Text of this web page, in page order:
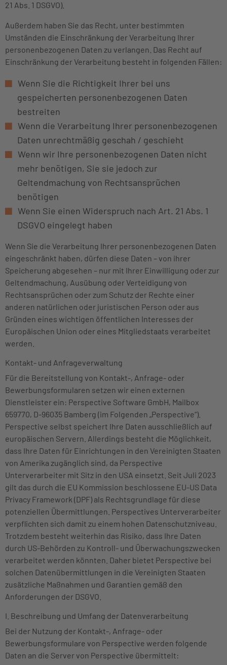
21 Abs. 1 DSGVO).
Außerdem haben Sie das Recht, unter bestimmten
Umständen die Einschränkung der Verarbeitung Ihrer
personenbezogenen Daten zu verlangen. Das Recht auf
Einschränkung der Verarbeitung besteht in folgenden Fällen:
Wenn Sie die Richtigkeit Ihrer bei uns
gespeicherten personenbezogenen Daten
bestreiten
Wenn die Verarbeitung Ihrer personenbezogenen
Daten unrechtmäßig geschah / geschieht
Wenn wir Ihre personenbezogenen Daten nicht
mehr benötigen, Sie sie jedoch zur
Geltendmachung von Rechtsansprüchen
benötigen
Wenn Sie einen Widerspruch nach Art. 21 Abs. 1
DSGVO eingelegt haben
Wenn Sie die Verarbeitung Ihrer personenbezogenen Daten
eingeschränkt haben, dürfen diese Daten – von ihrer
Speicherung abgesehen – nur mit Ihrer Einwilligung oder zur
Geltendmachung, Ausübung oder Verteidigung von
Rechtsansprüchen oder zum Schutz der Rechte einer
anderen natürlichen oder juristischen Person oder aus
Gründen eines wichtigen öffentlichen Interesses der
Europäischen Union oder eines Mitgliedstaats verarbeitet
werden.
Kontakt- und Anfrageverwaltung
Für die Bereitstellung von Kontakt-, Anfrage- oder
Bewerbungsformularen setzen wir einen externen
Dienstleister ein: Perspective Software GmbH, Mailbox
659770, D-96035 Bamberg (im Folgenden „Perspective“).
Perspective selbst speichert Ihre Daten ausschließlich auf
europäischen Servern. Allerdings besteht die Möglichkeit,
dass Ihre Daten für Einrichtungen in den Vereinigten Staaten
von Amerika zugänglich sind, da Perspective
Unterverarbeiter mit Sitz in den USA einsetzt. Seit Juli 2023
gilt das durch die EU Kommission beschlossene EU-US Data
Privacy Framework (DPF) als Rechtsgrundlage für diese
potenziellen Übermittlungen. Perspectives Unterverarbeiter
verpflichten sich damit zu einem hohen Datenschutzniveau.
Trotzdem besteht weiterhin das Risiko, dass Ihre Daten
durch US-Behörden zu Kontroll- und Überwachungszwecken
verarbeitet werden könnten. Daher bietet Perspective bei
solchen Datenübermittlungen in die Vereinigten Staaten
zusätzliche Maßnahmen und Garantien gemäß den
Anforderungen der DSGVO.
I. Beschreibung und Umfang der Datenverarbeitung
Bei der Nutzung der Kontakt-, Anfrage- oder
Bewerbungsformulare von Perspective werden folgende
Daten an die Server von Perspective übermittelt: